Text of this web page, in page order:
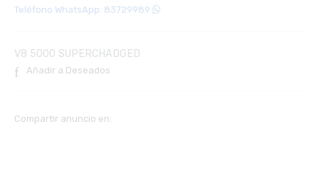
Teléfono WhatsApp: 83729989
V8 5000 SUPERCHADGED
Añadir a Deseados
Compartir anuncio en: